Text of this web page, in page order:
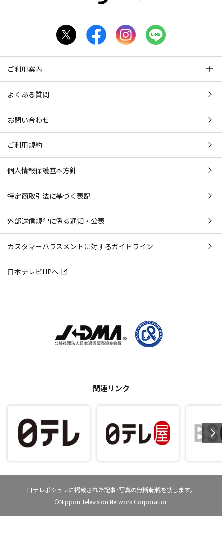
ご利用案内
よくある質問
お問い合わせ
ご利用規約
個人情報保護基本方針
特定商取引法に基づく表記
外部送信規律に係る通知・公表
カスタマーハラスメントに対するガイドライン
日本テレビHPへ
関連リンク
日テレポシュレに掲載された記事･写真の無断転載を禁じます。
©Nippon Television Network Corporation